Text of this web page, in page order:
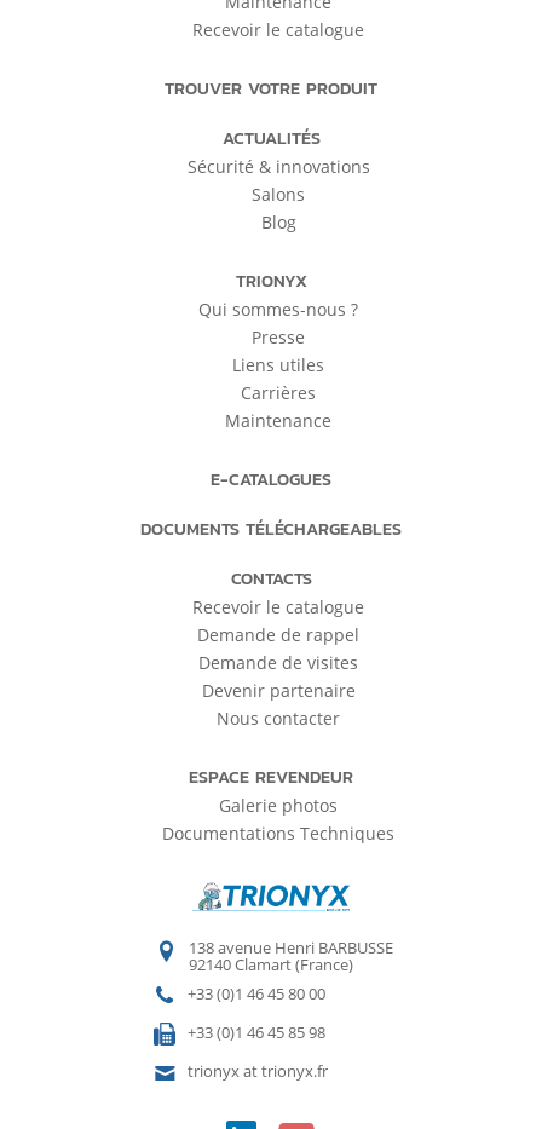
Recevoir le catalogue
TROUVER VOTRE PRODUIT
ACTUALITÉS
Sécurité & innovations
Salons
Blog
TRIONYX
Qui sommes-nous ?
Presse
Liens utiles
Carrières
Maintenance
E-CATALOGUES
DOCUMENTS TÉLÉCHARGEABLES
CONTACTS
Recevoir le catalogue
Demande de rappel
Demande de visites
Devenir partenaire
Nous contacter
ESPACE REVENDEUR
Galerie photos
Documentations Techniques
138 avenue Henri BARBUSSE
92140 Clamart (France)
+33 (0)1 46 45 80 00
+33 (0)1 46 45 85 98
trionyx at trionyx.fr